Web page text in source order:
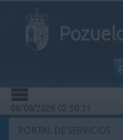
08/08/2026 02:50:31
PORTAL DE SERVICIOS